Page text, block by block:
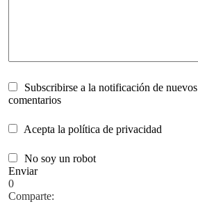
Subscribirse a la notificación de nuevos
comentarios
Acepta la política de privacidad
No soy un robot
Enviar
0
Comparte: